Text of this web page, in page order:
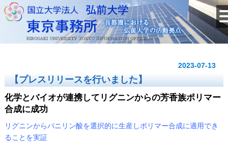
2023-07-13
【プレスリリースを行いました】
化学とバイオが連携してリグニンからの芳香族ポリマー
合成に成功
リグニンからバニリン酸を選択的に生産しポリマー合成に適用でき
ることを実証